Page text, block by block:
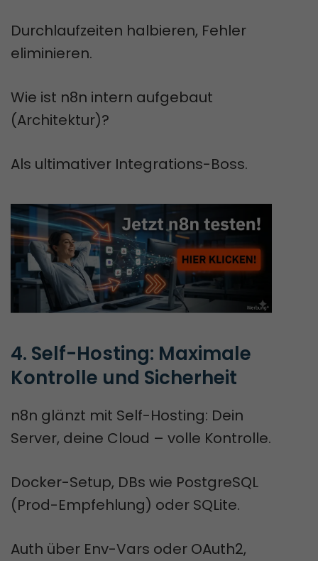
Durchlaufzeiten halbieren, Fehler
eliminieren.
Wie ist n8n intern aufgebaut
(Architektur)?
Als ultimativer Integrations-Boss.
4. Self-Hosting: Maximale
Kontrolle und Sicherheit
n8n glänzt mit Self-Hosting: Dein
Server, deine Cloud – volle Kontrolle.
Docker-Setup, DBs wie PostgreSQL
(Prod-Empfehlung) oder SQLite.
Auth über Env-Vars oder OAuth2,